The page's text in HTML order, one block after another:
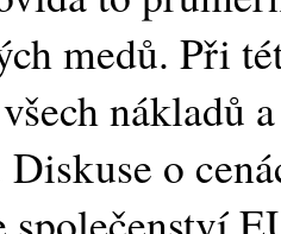
medů. Při
nákladů
o